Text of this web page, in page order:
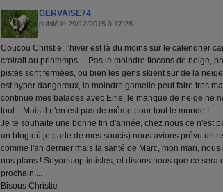
GERVAISE74
publié le 29/12/2015 à 17:28
Coucou Christie, l'hiver est là du moins sur le calendrier
croirait au printemps.... Pas le moindre flocons de neige,
pistes sont fermées, ou bien les gens skient sur de la
est hyper dangereux, la moindre gamelle peut faire tres
continue mes balades avec Elfie, le manque de neige ne
tout... Mais il n'en est pas de même pour tout le monde !
Je te souhaite une bonne fin d'année, chez nous ce n'est
un blog où je parle de mes soucis) nous avions prévu un
comme l'an dernier mais la santé de Marc, mon mari,
nos plans ! Soyons optimistes, et disons nous que ce sera
prochain....
Bisous Christie